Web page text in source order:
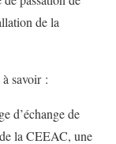
de la
savoir :
d’échange de
la CEEAC, une